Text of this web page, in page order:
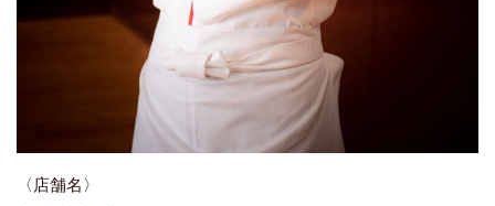
〈店舗名〉